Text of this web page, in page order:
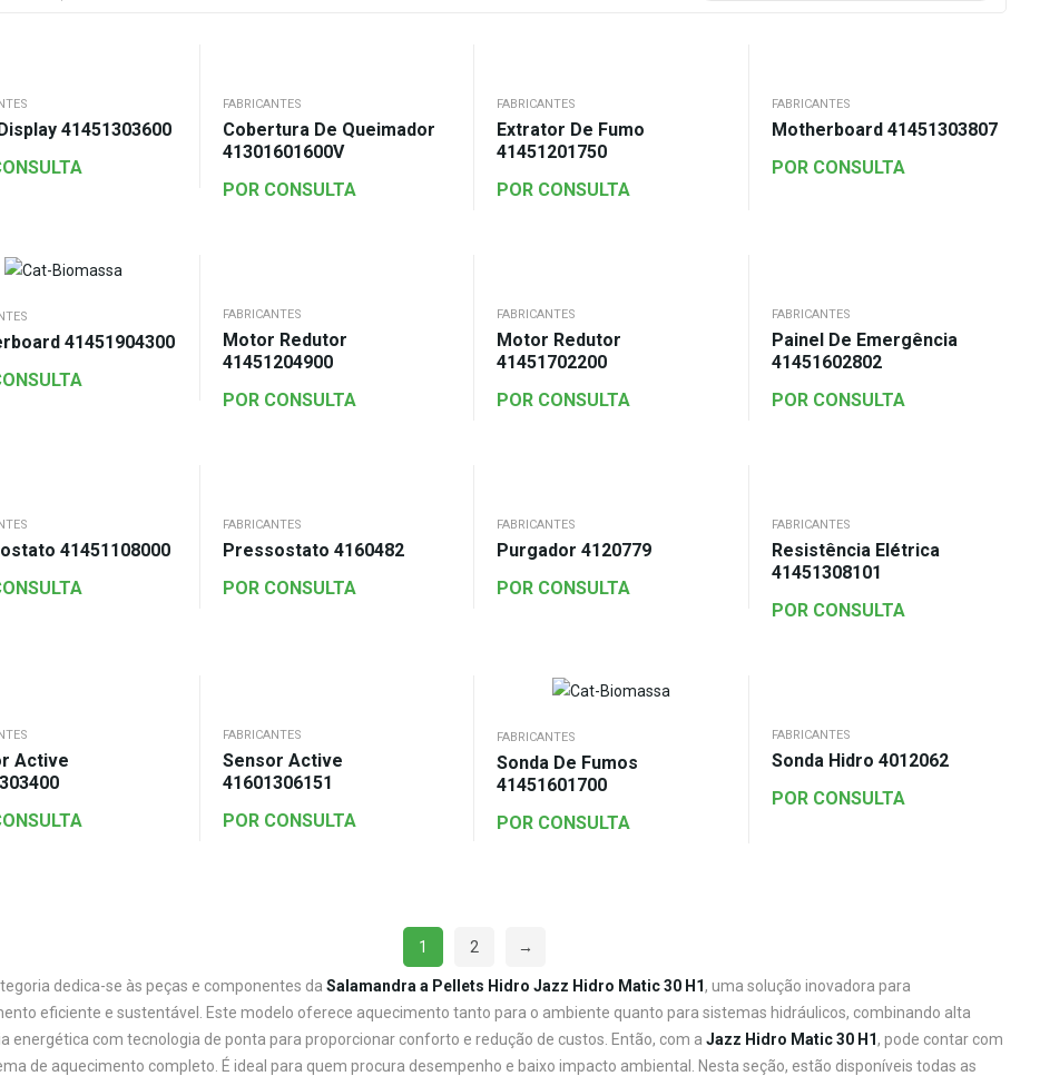
41451303600
FABRICANTES
Cobertura De Queimador
41301601600V
POR CONSULTA
FABRICANTES
Extrator De Fumo
41451201750
POR CONSULTA
FABRICANTES
Motherboard 41451303807
POR CONSULTA
41451904300
FABRICANTES
Motor Redutor
41451204900
POR CONSULTA
FABRICANTES
Motor Redutor
41451702200
POR CONSULTA
FABRICANTES
Painel De Emergência
41451602802
POR CONSULTA
41451108000
FABRICANTES
Pressostato 4160482
POR CONSULTA
FABRICANTES
Purgador 4120779
POR CONSULTA
FABRICANTES
Resistência Elétrica
41451308101
POR CONSULTA
Active
FABRICANTES
Sensor Active
41601306151
POR CONSULTA
FABRICANTES
Sonda De Fumos
41451601700
POR CONSULTA
FABRICANTES
Sonda Hidro 4012062
POR CONSULTA
1 2 →
dedica-se às peças e componentes da Salamandra a Pellets Hidro Jazz Hidro Matic 30 H1, uma solução inovadora para
eficiente e sustentável. Este modelo oferece aquecimento tanto para o ambiente quanto para sistemas hidráulicos, combinando alta
energética com tecnologia de ponta para proporcionar conforto e redução de custos. Então, com a Jazz Hidro Matic 30 H1, pode contar com
de aquecimento completo. É ideal para quem procura desempenho e baixo impacto ambiental. Nesta seção, estão disponíveis todas as